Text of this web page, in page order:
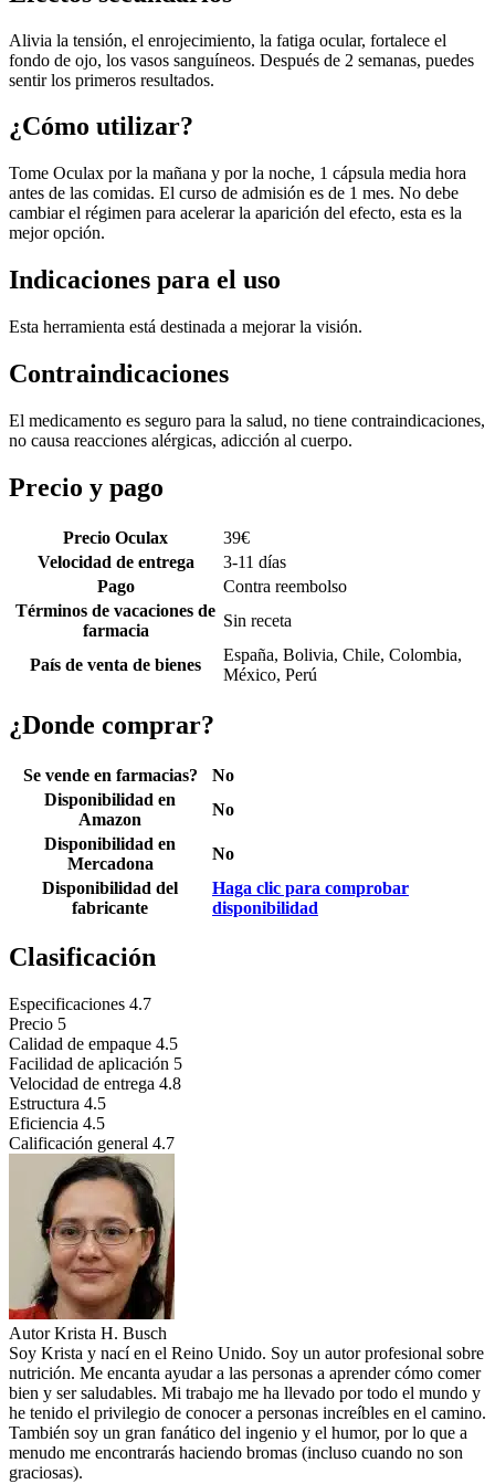
Alivia la tensión, el enrojecimiento, la fatiga ocular, fortalece el
fondo de ojo, los vasos sanguíneos. Después de 2 semanas, puedes
sentir los primeros resultados.
¿Cómo utilizar?
Tome Oculax por la mañana y por la noche, 1 cápsula media hora
antes de las comidas. El curso de admisión es de 1 mes. No debe
cambiar el régimen para acelerar la aparición del efecto, esta es la
mejor opción.
Indicaciones para el uso
Esta herramienta está destinada a mejorar la visión.
Contraindicaciones
El medicamento es seguro para la salud, no tiene contraindicaciones,
no causa reacciones alérgicas, adicción al cuerpo.
Precio y pago
Precio Oculax 39€
Velocidad de entrega
3-11 días
Pago
Contra reembolso
Términos de vacaciones de
farmacia
Sin receta
País de venta de bienes
España, Bolivia, Chile, Colombia,
México, Perú
¿Donde comprar?
Se vende en farmacias?
No
Disponibilidad en
Amazon
No
Disponibilidad en
Mercadona
No
Disponibilidad del
fabricante
Haga clic para comprobar
disponibilidad
Clasificación
Especificaciones 4.7
Precio 5
Calidad de empaque 4.5
Facilidad de aplicación 5
Velocidad de entrega 4.8
Estructura 4.5
Eficiencia 4.5
Calificación general 4.7
Autor Krista H. Busch
Soy Krista y nací en el Reino Unido. Soy un autor profesional sobre
nutrición. Me encanta ayudar a las personas a aprender cómo comer
bien y ser saludables. Mi trabajo me ha llevado por todo el mundo y
he tenido el privilegio de conocer a personas increíbles en el camino.
También soy un gran fanático del ingenio y el humor, por lo que a
menudo me encontrarás haciendo bromas (incluso cuando no son
graciosas).